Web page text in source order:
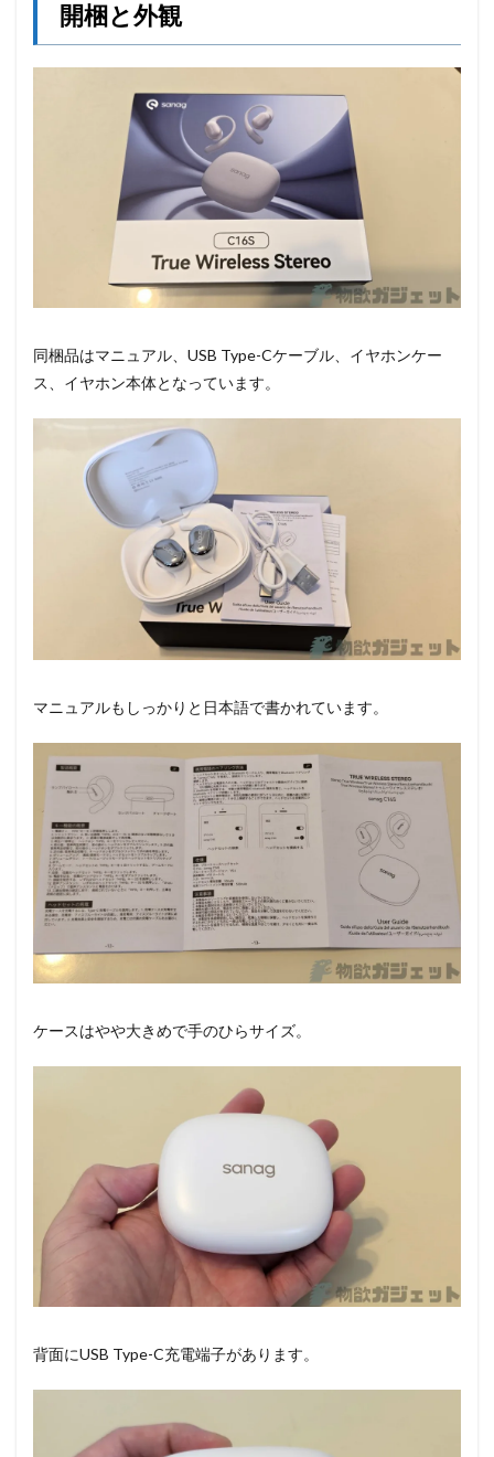
開梱と外観
同梱品はマニュアル、USB Type-Cケーブル、イヤホンケー
ス、イヤホン本体となっています。
マニュアルもしっかりと日本語で書かれています。
ケースはやや大きめで手のひらサイズ。
背面にUSB Type-C充電端子があります。